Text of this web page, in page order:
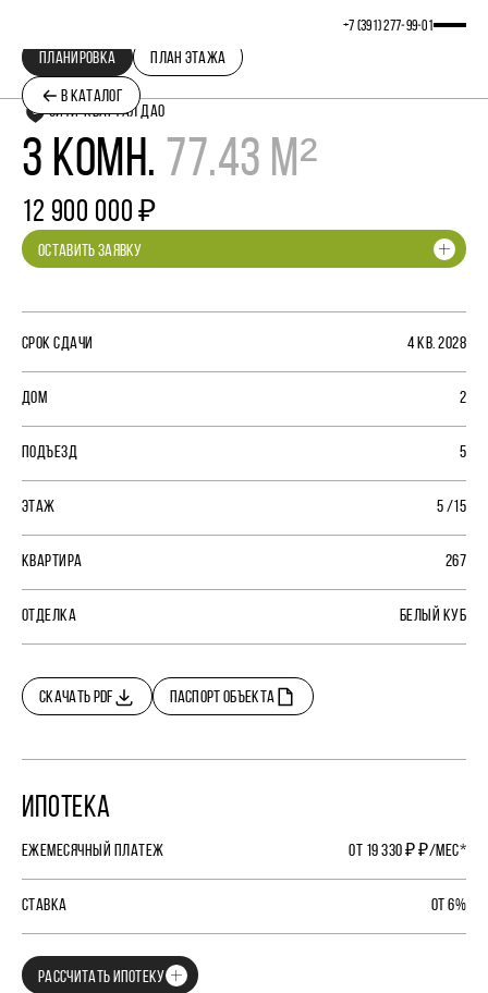
+7 (391) 277‒99‒01
В КАТАЛОГ
ПЛАНИРОВКА ПЛАН ЭТАЖА
СИТИ-КВАРТАЛ ДАО
3 КОМН. 77.43 М²
12 900 000 ₽
ОСТАВИТЬ ЗАЯВКУ
СРОК СДАЧИ 4 КВ. 2028
ДОМ 2
ПОДЪЕЗД 5
ЭТАЖ 5 /15
КВАРТИРА 267
ОТДЕЛКА БЕЛЫЙ КУБ
СКАЧАТЬ PDF ПАСПОРТ ОБЪЕКТА
ИПОТЕКА
ЕЖЕМЕСЯЧНЫЙ ПЛАТЕЖ ОТ 19 330 ₽ ₽/МЕС*
СТАВКА ОТ 6%
РАССЧИТАТЬ ИПОТЕКУ